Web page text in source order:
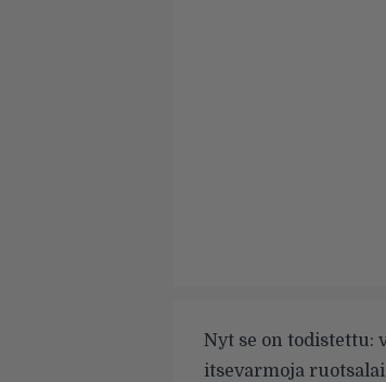
Nyt se on todistettu:
itsevarmoja